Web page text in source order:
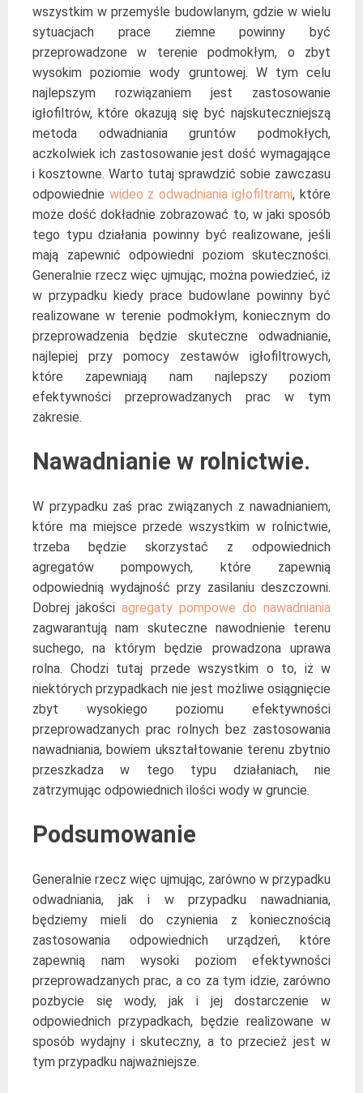
wszystkim w przemyśle budowlanym, gdzie w wielu
sytuacjach prace ziemne powinny być
przeprowadzone w terenie podmokłym, o zbyt
wysokim poziomie wody gruntowej. W tym celu
najlepszym rozwiązaniem jest zastosowanie
igłofiltrów, które okazują się być najskuteczniejszą
metoda odwadniania gruntów podmokłych,
aczkolwiek ich zastosowanie jest dość wymagające
i kosztowne. Warto tutaj sprawdzić sobie zawczasu
odpowiednie wideo z odwadniania igłofiltrami, które
może dość dokładnie zobrazować to, w jaki sposób
tego typu działania powinny być realizowane, jeśli
mają zapewnić odpowiedni poziom skuteczności.
Generalnie rzecz więc ujmując, można powiedzieć, iż
w przypadku kiedy prace budowlane powinny być
realizowane w terenie podmokłym, koniecznym do
przeprowadzenia będzie skuteczne odwadnianie,
najlepiej przy pomocy zestawów igłofiltrowych,
które zapewniają nam najlepszy poziom
efektywności przeprowadzanych prac w tym
zakresie.
Nawadnianie w rolnictwie.
W przypadku zaś prac związanych z nawadnianiem,
które ma miejsce przede wszystkim w rolnictwie,
trzeba będzie skorzystać z odpowiednich
agregatów pompowych, które zapewnią
odpowiednią wydajność przy zasilaniu deszczowni.
Dobrej jakości agregaty pompowe do nawadniania
zagwarantują nam skuteczne nawodnienie terenu
suchego, na którym będzie prowadzona uprawa
rolna. Chodzi tutaj przede wszystkim o to, iż w
niektórych przypadkach nie jest możliwe osiągnięcie
zbyt wysokiego poziomu efektywności
przeprowadzanych prac rolnych bez zastosowania
nawadniania, bowiem ukształtowanie terenu zbytnio
przeszkadza w tego typu działaniach, nie
zatrzymując odpowiednich ilości wody w gruncie.
Podsumowanie
Generalnie rzecz więc ujmując, zarówno w przypadku
odwadniania, jak i w przypadku nawadniania,
będziemy mieli do czynienia z koniecznością
zastosowania odpowiednich urządzeń, które
zapewnią nam wysoki poziom efektywności
przeprowadzanych prac, a co za tym idzie, zarówno
pozbycie się wody, jak i jej dostarczenie w
odpowiednich przypadkach, będzie realizowane w
sposób wydajny i skuteczny, a to przecież jest w
tym przypadku najważniejsze.